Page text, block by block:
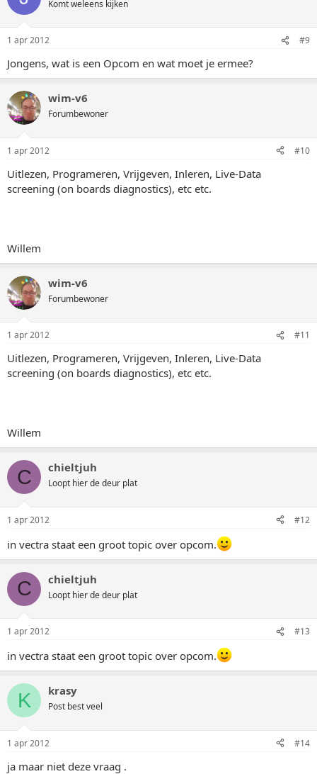
Komt weleens kijken
1 apr 2012 #9
Jongens, wat is een Opcom en wat moet je ermee?
wim-v6
Forumbewoner
1 apr 2012 #10
Uitlezen, Programeren, Vrijgeven, Inleren, Live-Data
screening (on boards diagnostics), etc etc.
Willem
wim-v6
Forumbewoner
1 apr 2012 #11
Uitlezen, Programeren, Vrijgeven, Inleren, Live-Data
screening (on boards diagnostics), etc etc.
Willem
C chieltjuh
Loopt hier de deur plat
1 apr 2012 #12
in vectra staat een groot topic over opcom.
C chieltjuh
Loopt hier de deur plat
1 apr 2012 #13
in vectra staat een groot topic over opcom.
K krasy
Post best veel
1 apr 2012 #14
ja maar niet deze vraag .